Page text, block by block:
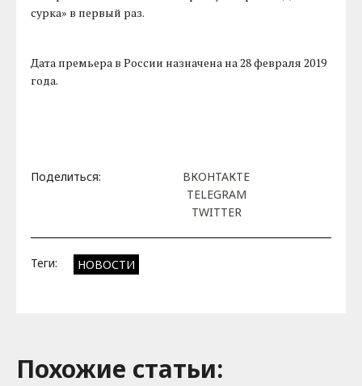
сурка» в первый раз.
Дата премьера в России назначена на 28 февраля 2019
года.
Поделиться:
ВКОНТАКТЕ
TELEGRAM
TWITTER
Теги: НОВОСТИ
Похожие cтатьи: